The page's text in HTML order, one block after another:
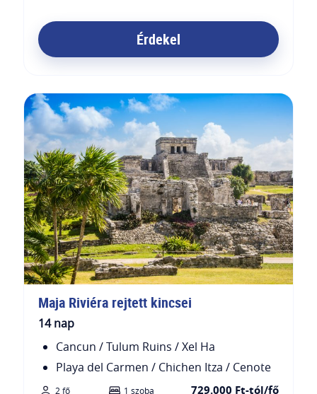
Érdekel
Maja Riviéra rejtett kincsei
14 nap
Cancun / Tulum Ruins / Xel Ha
Playa del Carmen / Chichen Itza / Cenote
2 fő 1 szoba 729.000 Ft-tól/fő